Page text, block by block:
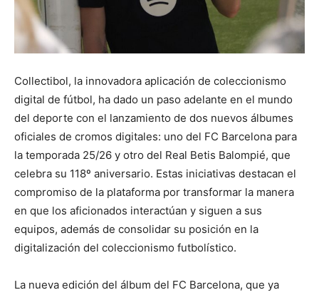
Collectibol, la innovadora aplicación de coleccionismo
digital de fútbol, ha dado un paso adelante en el mundo
del deporte con el lanzamiento de dos nuevos álbumes
oficiales de cromos digitales: uno del FC Barcelona para
la temporada 25/26 y otro del Real Betis Balompié, que
celebra su 118º aniversario. Estas iniciativas destacan el
compromiso de la plataforma por transformar la manera
en que los aficionados interactúan y siguen a sus
equipos, además de consolidar su posición en la
digitalización del coleccionismo futbolístico.
La nueva edición del álbum del FC Barcelona, que ya